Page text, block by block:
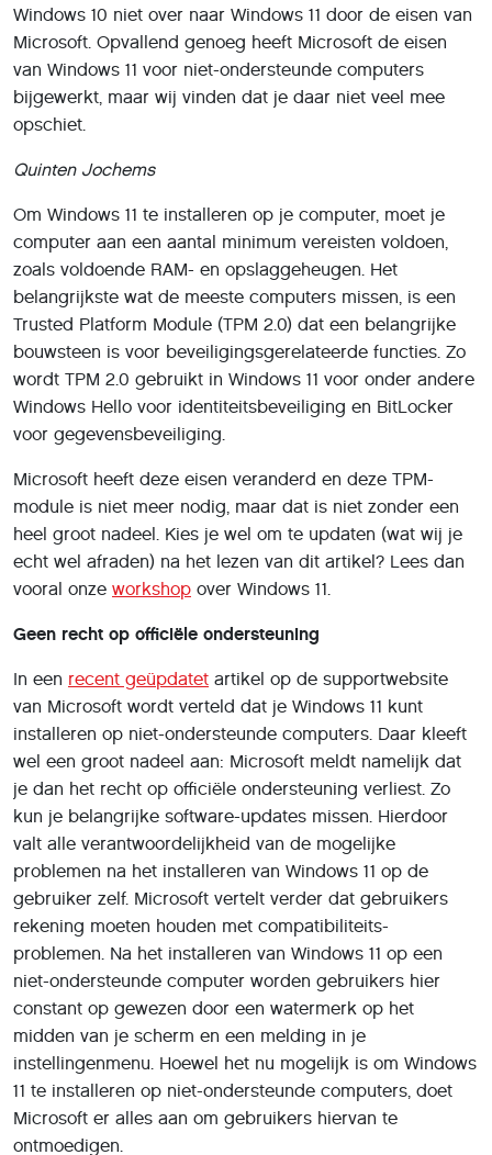
Windows 10 niet over naar Windows 11 door de eisen van
Microsoft. Opvallend genoeg heeft Microsoft de eisen
van Windows 11 voor niet-ondersteunde computers
bijgewerkt, maar wij vinden dat je daar niet veel mee
opschiet.
Quinten Jochems
Om Windows 11 te installeren op je computer, moet je
computer aan een aantal minimum vereisten voldoen,
zoals voldoende RAM- en opslaggeheugen. Het
belangrijkste wat de meeste computers missen, is een
Trusted Platform Module (TPM 2.0) dat een belangrijke
bouwsteen is voor beveiligingsgerelateerde functies. Zo
wordt TPM 2.0 gebruikt in Windows 11 voor onder andere
Windows Hello voor identiteitsbeveiliging en BitLocker
voor gegevensbeveiliging.
Microsoft heeft deze eisen veranderd en deze TPM-
module is niet meer nodig, maar dat is niet zonder een
heel groot nadeel. Kies je wel om te updaten (wat wij je
echt wel afraden) na het lezen van dit artikel? Lees dan
vooral onze workshop over Windows 11.
Geen recht op officiële ondersteuning
In een recent geüpdatet artikel op de supportwebsite
van Microsoft wordt verteld dat je Windows 11 kunt
installeren op niet-ondersteunde computers. Daar kleeft
wel een groot nadeel aan: Microsoft meldt namelijk dat
je dan het recht op officiële ondersteuning verliest. Zo
kun je belangrijke software-updates missen. Hierdoor
valt alle verantwoordelijkheid van de mogelijke
problemen na het installeren van Windows 11 op de
gebruiker zelf. Microsoft vertelt verder dat gebruikers
rekening moeten houden met compatibiliteits-
problemen. Na het installeren van Windows 11 op een
niet-ondersteunde computer worden gebruikers hier
constant op gewezen door een watermerk op het
midden van je scherm en een melding in je
instellingenmenu. Hoewel het nu mogelijk is om Windows
11 te installeren op niet-ondersteunde computers, doet
Microsoft er alles aan om gebruikers hiervan te
ontmoedigen.